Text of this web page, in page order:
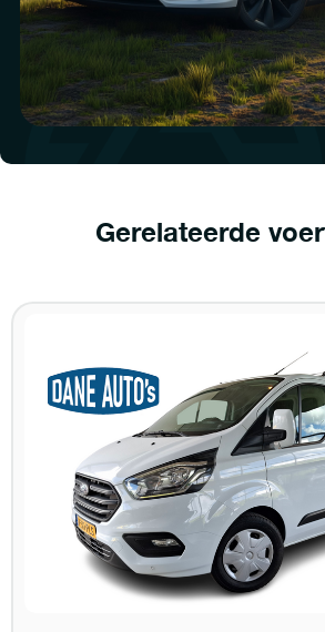
Gerelateerde